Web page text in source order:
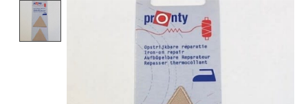
Product image slideshow Items